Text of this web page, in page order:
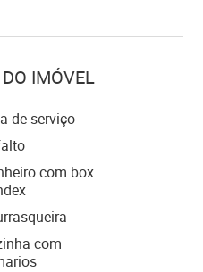
IMÓVEL
de serviço
com box
com